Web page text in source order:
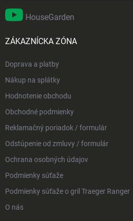
HouseGarden
ZÁKAZNÍCKA ZÓNA
Doprava a platby
Nákup na splátky
Hodnotenie obchodu
Obchodné podmienky
Reklamačný poriadok / formulár
Odstúpenie od zmluvy / formulár
Ochrana osobných údajov
Podmienky súťaže
Podmienky súťaže o gril Traeger Ranger
O nás